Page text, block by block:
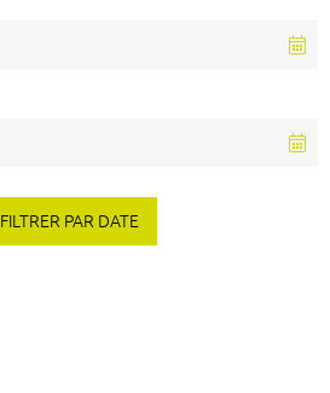
FILTRER PAR DATE